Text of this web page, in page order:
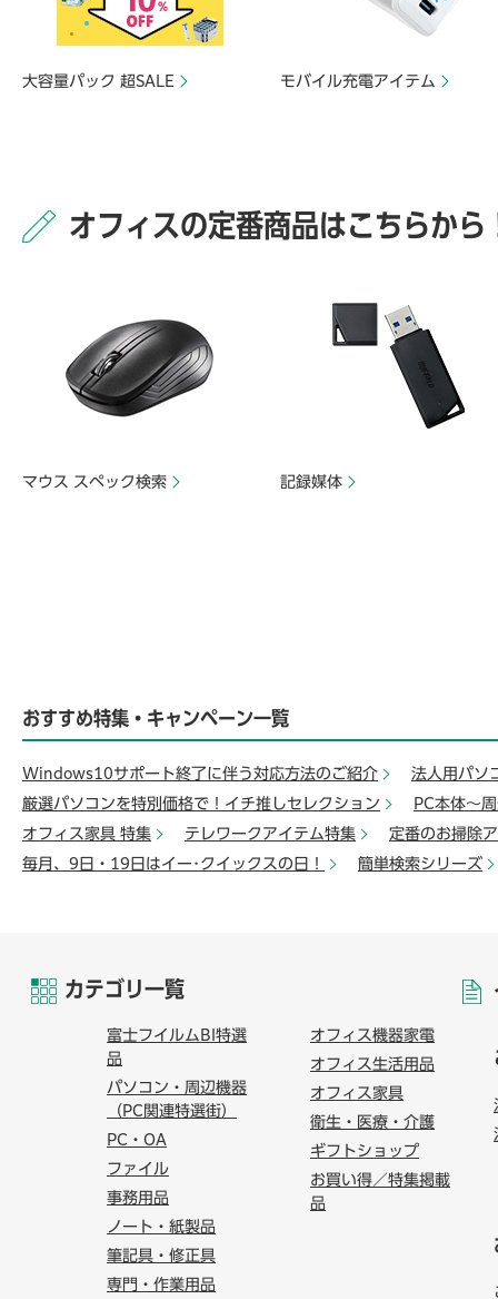
大容量パック 超SALE モバイル充電アイテム
オフィスの定番商品はこちらから
マウス スペック検索 記録媒体
おすすめ特集・キャンペーン一覧
Windows10サポート終了に伴う対応方法のご紹介
法人用パソ
厳選パソコンを特別価格で！イチ推しセレクション
PC本体～
オフィス家具 特集
テレワークアイテム特集
定番のお掃除
毎月、9日・19日はイー･クイックスの日！
簡単検索シリーズ
カテゴリ一覧
富士フイルムBI特選
品
パソコン・周辺機器
（PC関連特選街）
PC・OA
ファイル
事務用品
ノート・紙製品
筆記具・修正具
専門・作業用品
オフィス機器家電
オフィス生活用品
オフィス家具
衛生・医療・介護
ギフトショップ
お買い得／特集掲載
品